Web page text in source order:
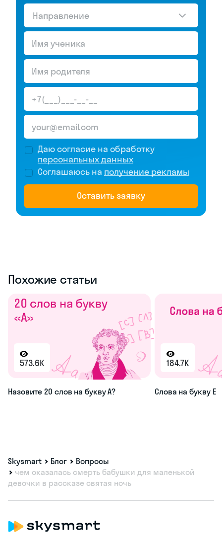
Направление
Даю согласие на обработку
персональных данных
Соглашаюсь на получение рекламы
Оставить заявку
Похожие статьи
573.6K
Назовите 20 слов на букву А?
184.7K
Слова на букву Е
Skysmart Блог
Вопросы
чем оказалась смерть бабушки для маленькой
девочки в рассказе святая ночь